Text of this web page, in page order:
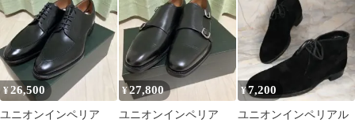
ンズ 25cm
¥26,500
ユニオンインペリア
¥27,800
ユニオンインペリア
¥7,200
ユニオンインペリアル